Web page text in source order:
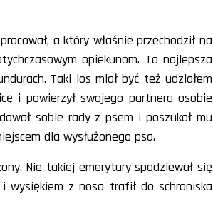
a który właśnie przechodził na
opiekunom. To najlepsza
Taki los miał być też udziałem
i powierzył swojego partnera osobie
sobie rady z psem i poszukał mu
dla wysłużonego psa.
Nie takiej emerytury spodziewał się
wysiękiem z nosa trafił do schroniska